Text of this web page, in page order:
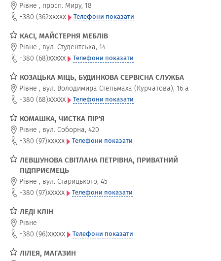
Рівне , просп. Миру, 18
+380 (362xxxxx Телефони показати
КАСІ, МАЙСТЕРНЯ МЕБЛІВ
Рівне , вул. Студентська, 14
+380 (68)xxxxx Телефони показати
КОЗАЦЬКА МІЦЬ, БУДИНКОВА СЕРВІСНА СЛУЖБА
Рівне , вул. Володимира Стельмаха (Курчатова), 16 а
+380 (68)xxxxx Телефони показати
КОМАШКА, ЧИСТКА ПІР'Я
Рівне , вул. Соборна, 420
+380 (97)xxxxx Телефони показати
ЛЕВШУНОВА СВІТЛАНА ПЕТРІВНА, ПРИВАТНИЙ
ПІДПРИЄМЕЦЬ
Рівне , вул. Старицького, 45
+380 (97)xxxxx Телефони показати
ЛЕДІ КЛІН
Рівне
+380 (96)xxxxx Телефони показати
ЛІЛЕЯ, МАГАЗИН